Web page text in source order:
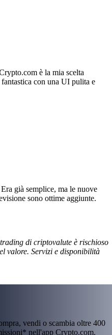
è la mia scelta
con una UI pulita e
già semplice, ma le nuove
sono ottime aggiunte.
di criptovalute è rischioso
valore. Servizi e disponibilità
vendi o scambia oltre 400
nell'app Crypto.com.